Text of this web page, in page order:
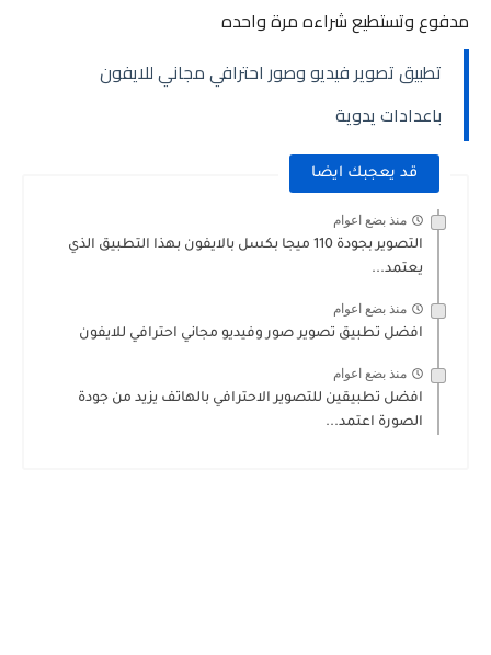
مدفوع وتستطيع شراءه مرة واحده
تطبيق تصوير فيديو وصور احترافي مجاني للايفون
باعدادات يدوية
قد يعجبك ايضا
منذ بضع اعوام
التصوير بجودة 110 ميجا بكسل بالايفون بهذا التطبيق الذي
يعتمد...
منذ بضع اعوام
افضل تطبيق تصوير صور وفيديو مجاني احترافي للايفون
منذ بضع اعوام
افضل تطبيقين للتصوير الاحترافي بالهاتف يزيد من جودة
الصورة اعتمد...